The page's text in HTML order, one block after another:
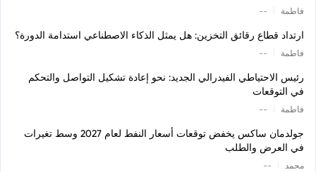
فاطمة --
ارتداد قطاع رقائق التخزين: هل يمثل الذكاء الاصطناعي استدامة الدورة؟
فاطمة --
رئيس الاحتياطي الفيدرالي الجديد: نحو إعادة تشكيل التواصل والتحكم
في التوقعات
فاطمة --
جولدمان ساكس يخفض توقعات أسعار النفط لعام 2027 وسط تغيرات
في العرض والطلب
محمد --